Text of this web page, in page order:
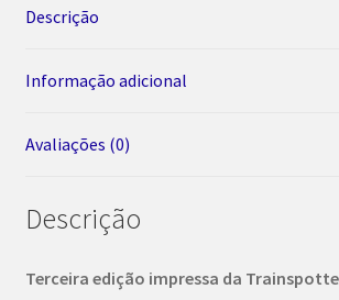
Descrição
Informação adicional
Avaliações (0)
Descrição
Terceira edição impressa da